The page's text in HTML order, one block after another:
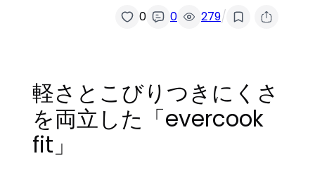
0 0 279/
軽さとこびりつきにくさ
を両立した「evercook
fit」